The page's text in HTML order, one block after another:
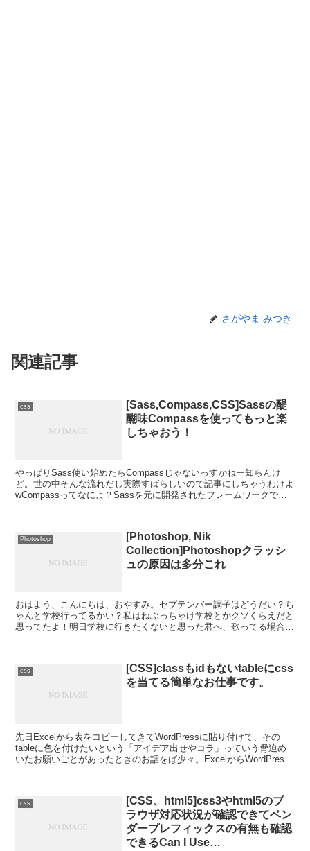
さがやま みつき
関連記事
css
[Sass,Compass,CSS]Sassの醍
醐味Compassを使ってもっと楽
しちゃおう！
やっぱりSass使い始めたらCompassじゃないっすかねー知らんけ
ど。世の中そんな流れだし実際すばらしいので記事にしちゃうわけよ
wCompassってなによ？Sassを元に開発されたフレームワークで
Photoshop
[Photoshop, Nik
Collection]Photoshopクラッシ
ュの原因は多分これ
おはよう、こんにちは、おやすみ。セプテンバー調子はどうだい？ち
ゃんと学校行ってるかい？私はねぶっちゃけ学校とかクソくらえだと
思ってたよ！明日学校に行きたくないと思った君へ、歌ってる場合じ
css
[CSS]classもidもないtableにcss
を当てる簡単なお仕事です。
先日Excelから表をコピーしてきてWordPressに貼り付けて、その
tableに色を付けたいという「アイデア出せやコラ」っていう脅迫め
いたお願いごとがあったときのお話をば少々。ExcelからWordPress
css
[CSS、html5]css3やhtml5のブ
ラウザ対応状況が確認できてベン
ダープレフィックスの有無も確認
できるCan I Use…